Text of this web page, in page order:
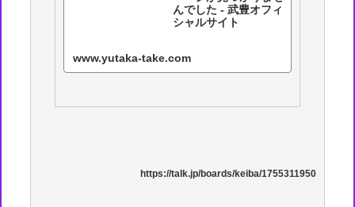
んでした - 武豊オフィ
シャルサイト
www.yutaka-take.com
https://talk.jp/boards/keiba/1755311950